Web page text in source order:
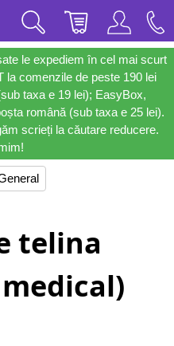
le expediem în cel mai scurt
la comenzile de peste 190 lei
taxa e 19 lei); EasyBox,
română (sub taxa e 25 lei).
scrieți la căutare reducere.
telina